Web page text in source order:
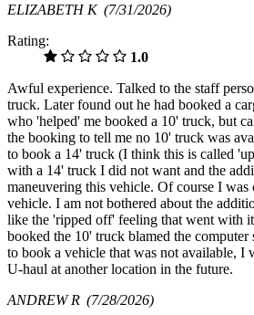
ELIZABETH K (7/31/2026)
Rating:
1.0
Awful experience. Talked to the staff
truck. Later found out he had booked a
who 'helped' me booked a 10' truck, but
the booking to tell me no 10' truck was
to book a 14' truck (I think this is called
with a 14' truck I did not want and the
maneuvering this vehicle. Of course I was
vehicle. I am not bothered about the
like the 'ripped off' feeling that went with
booked the 10' truck blamed the
to book a vehicle that was not available, I
U-haul at another location in the future.
ANDREW R (7/28/2026)